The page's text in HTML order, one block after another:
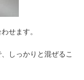
せます。
しっかりと混ぜるこ